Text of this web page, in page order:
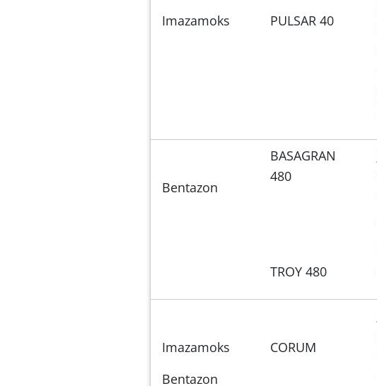
Imazamoks PULSAR 40
Bentazon
BASAGRAN
480
TROY 480
Imazamoks
Bentazon
CORUM